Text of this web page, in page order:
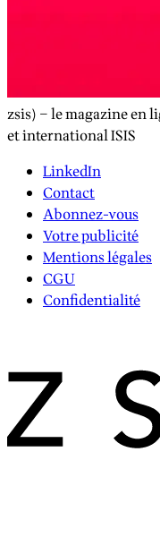
zsis) – le magazine en
et international ISIS
LinkedIn
Contact
Abonnez-vous
Votre publicité
Mentions légales
CGU
Confidentialité